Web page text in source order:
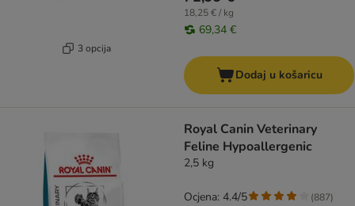
3 opcija
18,25 € / kg
69,34 €
Dodaj u košaricu
Royal Canin Veterinary
Feline Hypoallergenic
2,5 kg
Ocjena: 4.4/5 (887)